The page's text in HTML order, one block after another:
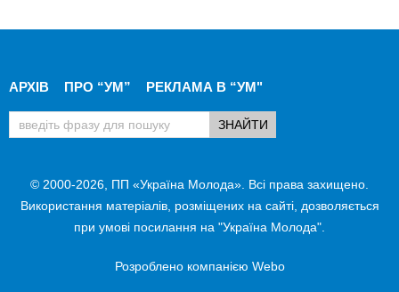
АРХІВ ПРО “УМ” РЕКЛАМА В “УМ"
© 2000-2026, ПП «Україна Молода». Всі права захищено.
Використання матеріалів, розміщених на сайті, дозволяється
при умові посилання на "Україна Молода".
Розроблено компанією Webo